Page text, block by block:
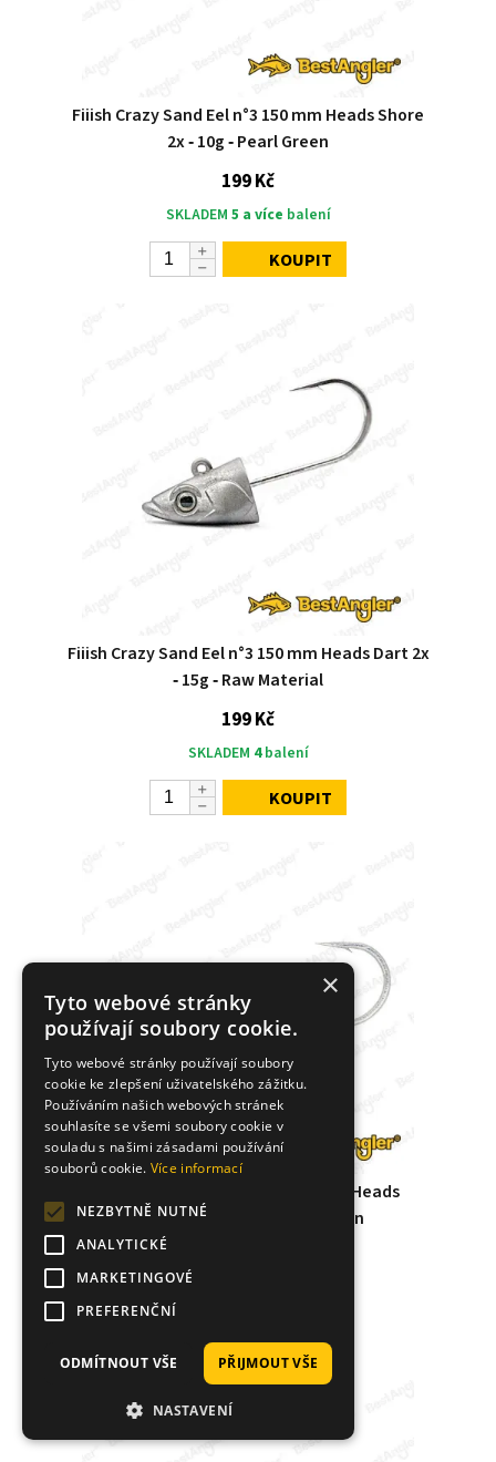
Fiiish Crazy Sand Eel n°3 150 mm Heads Shore
2x ‑ 10g ‑ Pearl Green
199 Kč
SKLADEM 5 a více balení
KOUPIT
Fiiish Crazy Sand Eel n°3 150 mm Heads Dart 2x
‑ 15g ‑ Raw Material
199 Kč
SKLADEM 4balení
KOUPIT
Fiiish Crazy Sand Eel n°3 150 mm Heads
Offshore 2x ‑ 20g ‑ Pearl Green
KOUPIT
×
Tyto webové stránky
používají soubory cookie.
Tyto webové stránky používají soubory
cookie ke zlepšení uživatelského zážitku.
Používáním našich webových stránek
souhlasíte se všemi soubory cookie v
souladu s našimi zásadami používání
souborů cookie. Více informací
NEZBYTNĚ NUTNÉ
ANALYTICKÉ
MARKETINGOVÉ
PREFERENČNÍ
PŘIJMOUT VŠE
ODMÍTNOUT VŠE
NASTAVENÍ